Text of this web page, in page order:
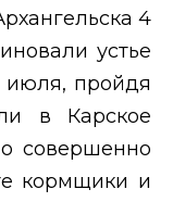
4
устье
пройдя
в Карское
совершенно
кормщики и